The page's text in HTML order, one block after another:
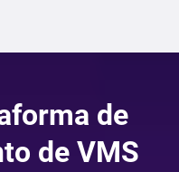
de
de VMS